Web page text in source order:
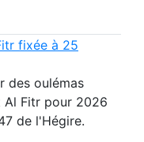
fixée à 25
des oulémas
Al Fitr pour 2026
de l'Hégire.